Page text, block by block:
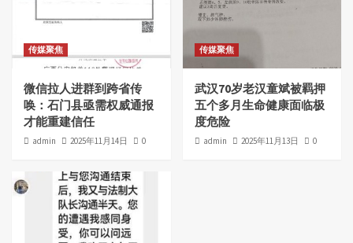
传媒聚焦
微信拉人进群到跨省传
唤：石门县亟需权威通报
才能重建信任
admin 2025年11月14日 0
传媒聚焦
武汉70岁老汉童斌被羁押
五个多月生命健康面临极
度危险
admin 2025年11月13日 0